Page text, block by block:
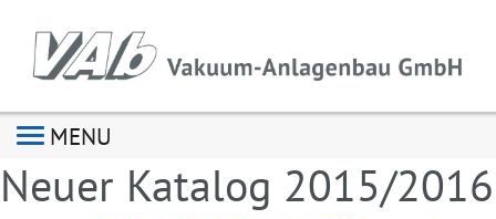
MENU
Neuer Katalog 2015/2016